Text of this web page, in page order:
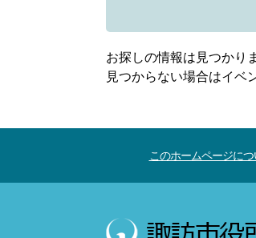
お探しの情報は見つかり
見つからない場合はイベ
このホームページにつ